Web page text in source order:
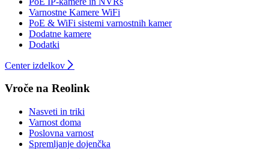
Varnostne Kamere WiFi
PoE & WiFi sistemi varnostnih kamer
Dodatne kamere
Dodatki
Center izdelkov
Vroče na Reolink
Nasveti in triki
Varnost doma
Poslovna varnost
Spremljanje dojenčka